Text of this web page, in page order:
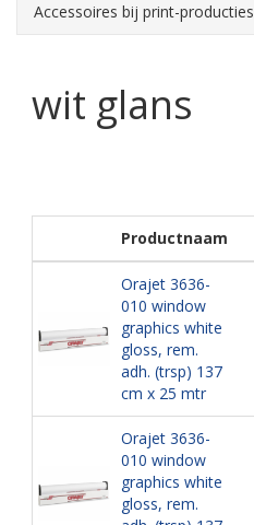
Accessoires bij print-producties
wit glans
Productnaam
Orajet 3636-
010 window
graphics white
gloss, rem.
adh. (trsp) 137
cm x 25 mtr
Orajet 3636-
010 window
graphics white
gloss, rem.